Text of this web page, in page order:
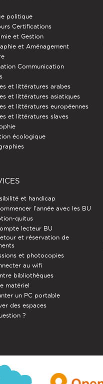
politique
Certifications
et Gestion
et Aménagement
Communication
et littératures arabes
et littératures asiatiques
et littératures européennes
et littératures slaves
écologique
et handicap
l'année avec les BU
quitus
lecteur BU
et réservation de
et photocopies
au wifi
bibliothèques
matériel
un PC portable
des espaces
?